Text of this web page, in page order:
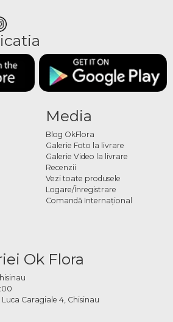
Media
Blog OkFlora
Galerie Foto la livrare
Galerie Video la livrare
Recenzii
Vezi toate produsele
Logare/Înregistrare
Comandă Internațional
Ok Flora
Caragiale 4, Chisinau